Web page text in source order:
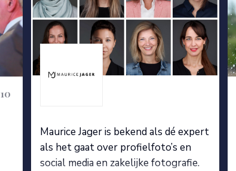
10
Maurice Jager is bekend als dé expert
als het gaat over profielfoto’s en
social media en zakelijke fotografie.